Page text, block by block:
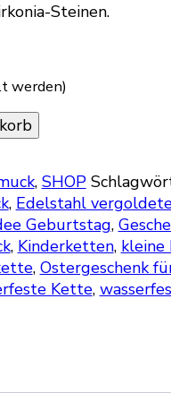
Steinen.
werden)
, SHOP
, Edelstahl
Geburtstag,
, Kinderketten, kleine
, Ostergeschenk
Kette,